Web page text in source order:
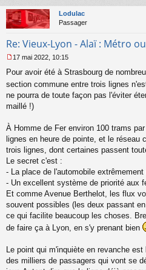
u
Lodulac
Passager
Re: Vieux-Lyon - Alaï : Métro
e
s
a
g
n
o
n
l
u
17 mai 2022, 10:15
Pour avoir été à Strasbourg de
section commune entre trois lignes
ne pourra de toute façon pas l'éviter
maillé !)
À Homme de Fer environ 100 trams
lignes en heure de pointe, et le
trois lignes, dont certaines passent
Le secret c'est :
- La place de l'automobile extrêmement
- Un excellent système de priorité aux
Et comme Avenue Berthelot, les flux
souvent possibles (les deux passant
ce qui facilite beaucoup les choses.
de faire ça à Lyon, en s'y prenant bien
Le point qui m'inquiète en revanche
des milliers de passagers qui vont se